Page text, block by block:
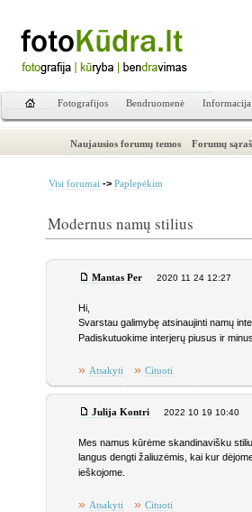
Fotografijos Bendruomenė Informacija
Naujausios forumų temos Forumų
Visi forumai -> Paplepėkim
Modernus namų stilius
Mantas Per 2020 11 24 12:27
Hi,
Svarstau galimybę atsinaujinti namų
Padiskutuokime interjerų piusus ir
» Atsakyti » Cituoti
Julija Kontri 2022 10 19 10:40
Mes namus kūrėme skandinavišku
langus dengti žaliuzėmis, kai kur
ieškojome.
» Atsakyti » Cituoti